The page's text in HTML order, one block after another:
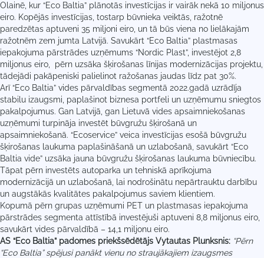
Olainē, kur “Eco Baltia” plānotās investīcijas ir vairāk nekā 10 miljonus
eiro. Kopējās investīcijas, tostarp būvnieka veiktās, ražotnē
paredzētas aptuveni 35 miljoni eiro, un tā būs viena no lielākajām
ražotnēm zem jumta Latvijā. Savukārt “Eco Baltia” plastmasas
iepakojuma pārstrādes uzņēmums “Nordic Plast”, investējot 2,8
miljonus eiro, pērn uzsāka šķirošanas līnijas modernizācijas projektu,
tādejādi pakāpeniski palielinot ražošanas jaudas līdz pat 30%.
Arī “Eco Baltia” vides pārvaldības segmentā 2022.gadā uzrādīja
stabilu izaugsmi, paplašinot biznesa portfeli un uzņēmumu sniegtos
pakalpojumus. Gan Latvijā, gan Lietuvā vides apsaimniekošanas
uzņēmumi turpināja investēt būvgružu šķirošanā un
apsaimniekošanā. “Ecoservice” veica investīcijas esošā būvgružu
šķirošanas laukuma paplašināšanā un uzlabošanā, savukārt “Eco
Baltia vide” uzsāka jauna būvgružu šķirošanas laukuma būvniecību.
Tāpat pērn investēts autoparka un tehniskā aprīkojuma
modernizācijā un uzlabošanā, lai nodrošinātu nepārtrauktu darbību
un augstākās kvalitātes pakalpojumus saviem klientiem.
Kopumā pērn grupas uzņēmumi PET un plastmasas iepakojuma
pārstrādes segmenta attīstībā investējuši aptuveni 8,8 miljonus eiro,
savukārt vides pārvaldībā – 14,1 miljonu eiro.
AS “Eco Baltia” padomes priekšsēdētājs Vytautas Plunksnis: “Pērn
“Eco Baltia” spējusi panākt vienu no straujākajiem izaugsmes